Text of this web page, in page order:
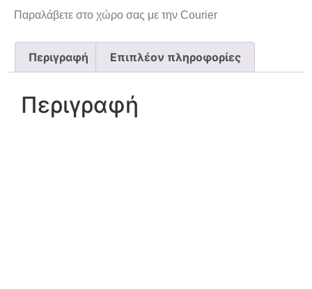
Παραλάβετε στο χώρο σας με την Courier
Περιγραφή Επιπλέον πληροφορίες
Περιγραφή